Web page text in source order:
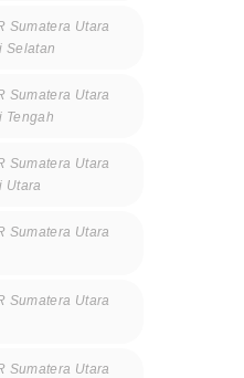
Sumatera Utara
Selatan
Sumatera Utara
Tengah
Sumatera Utara
Utara
Sumatera Utara
Sumatera Utara
Sumatera Utara